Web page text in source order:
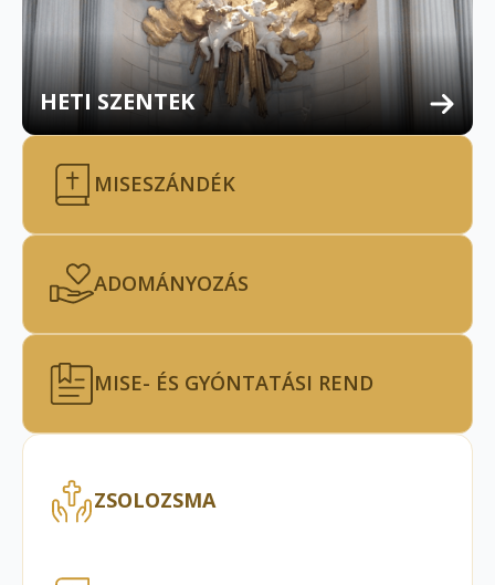
HETI SZENTEK
MISESZÁNDÉK
ADOMÁNYOZÁS
MISE- ÉS GYÓNTATÁSI REND
ZSOLOZSMA